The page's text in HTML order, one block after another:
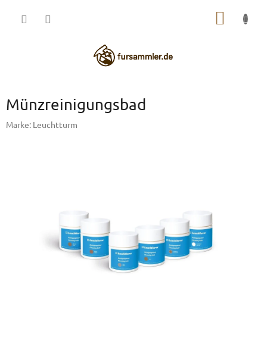
Münzreinigungsbad
Marke: Leuchtturm